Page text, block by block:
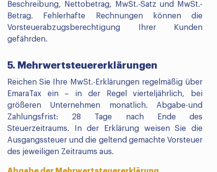
Beschreibung, Nettobetrag, MwSt.-Satz und MwSt.-
Betrag. Fehlerhafte Rechnungen können die
Vorsteuerabzugsberechtigung Ihrer Kunden
gefährden.
5. Mehrwertsteuererklärungen
Reichen Sie Ihre MwSt.-Erklärungen regelmäßig über
EmaraTax ein – in der Regel vierteljährlich, bei
größeren Unternehmen monatlich. Abgabe-und
Zahlungsfrist: 28 Tage nach Ende des
Steuerzeitraums. In der Erklärung weisen Sie die
Ausgangssteuer und die geltend gemachte Vorsteuer
des jeweiligen Zeitraums aus.